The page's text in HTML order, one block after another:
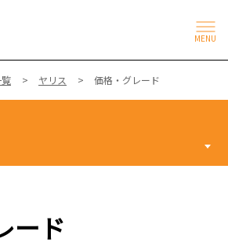
MENU
ヤリス 価格・グレード
ード